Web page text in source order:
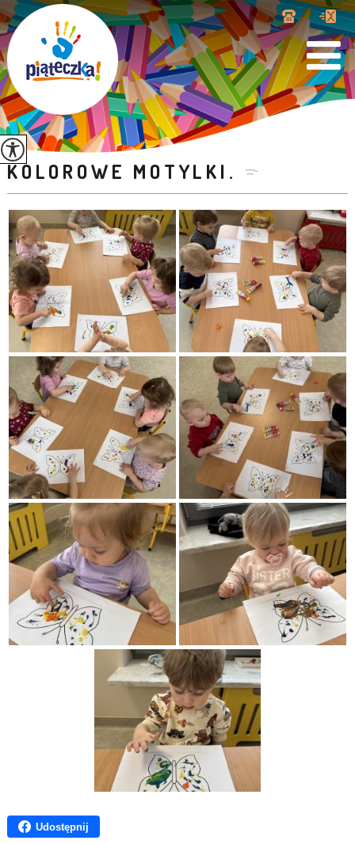
KOLOROWE MOTYLKI.
Udostępnij